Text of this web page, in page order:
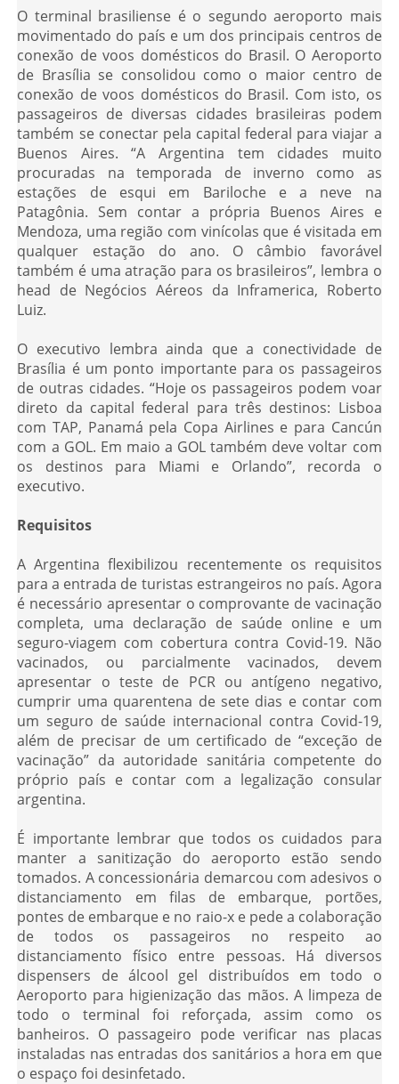
O terminal brasiliense é o segundo aeroporto mais
movimentado do país e um dos principais centros de
conexão de voos domésticos do Brasil. O Aeroporto
de Brasília se consolidou como o maior centro de
conexão de voos domésticos do Brasil. Com isto, os
passageiros de diversas cidades brasileiras podem
também se conectar pela capital federal para viajar a
Buenos Aires. “A Argentina tem cidades muito
procuradas na temporada de inverno como as
estações de esqui em Bariloche e a neve na
Patagônia. Sem contar a própria Buenos Aires e
Mendoza, uma região com vinícolas que é visitada em
qualquer estação do ano. O câmbio favorável
também é uma atração para os brasileiros”, lembra o
head de Negócios Aéreos da Inframerica, Roberto
Luiz.
O executivo lembra ainda que a conectividade de
Brasília é um ponto importante para os passageiros
de outras cidades. “Hoje os passageiros podem voar
direto da capital federal para três destinos: Lisboa
com TAP, Panamá pela Copa Airlines e para Cancún
com a GOL. Em maio a GOL também deve voltar com
os destinos para Miami e Orlando”, recorda o
executivo.
Requisitos
A Argentina flexibilizou recentemente os requisitos
para a entrada de turistas estrangeiros no país. Agora
é necessário apresentar o comprovante de vacinação
completa, uma declaração de saúde online e um
seguro-viagem com cobertura contra Covid-19. Não
vacinados, ou parcialmente vacinados, devem
apresentar o teste de PCR ou antígeno negativo,
cumprir uma quarentena de sete dias e contar com
um seguro de saúde internacional contra Covid-19,
além de precisar de um certificado de “exceção de
vacinação” da autoridade sanitária competente do
próprio país e contar com a legalização consular
argentina.
É importante lembrar que todos os cuidados para
manter a sanitização do aeroporto estão sendo
tomados. A concessionária demarcou com adesivos o
distanciamento em filas de embarque, portões,
pontes de embarque e no raio-x e pede a colaboração
de todos os passageiros no respeito ao
distanciamento físico entre pessoas. Há diversos
dispensers de álcool gel distribuídos em todo o
Aeroporto para higienização das mãos. A limpeza de
todo o terminal foi reforçada, assim como os
banheiros. O passageiro pode verificar nas placas
instaladas nas entradas dos sanitários a hora em que
o espaço foi desinfetado.